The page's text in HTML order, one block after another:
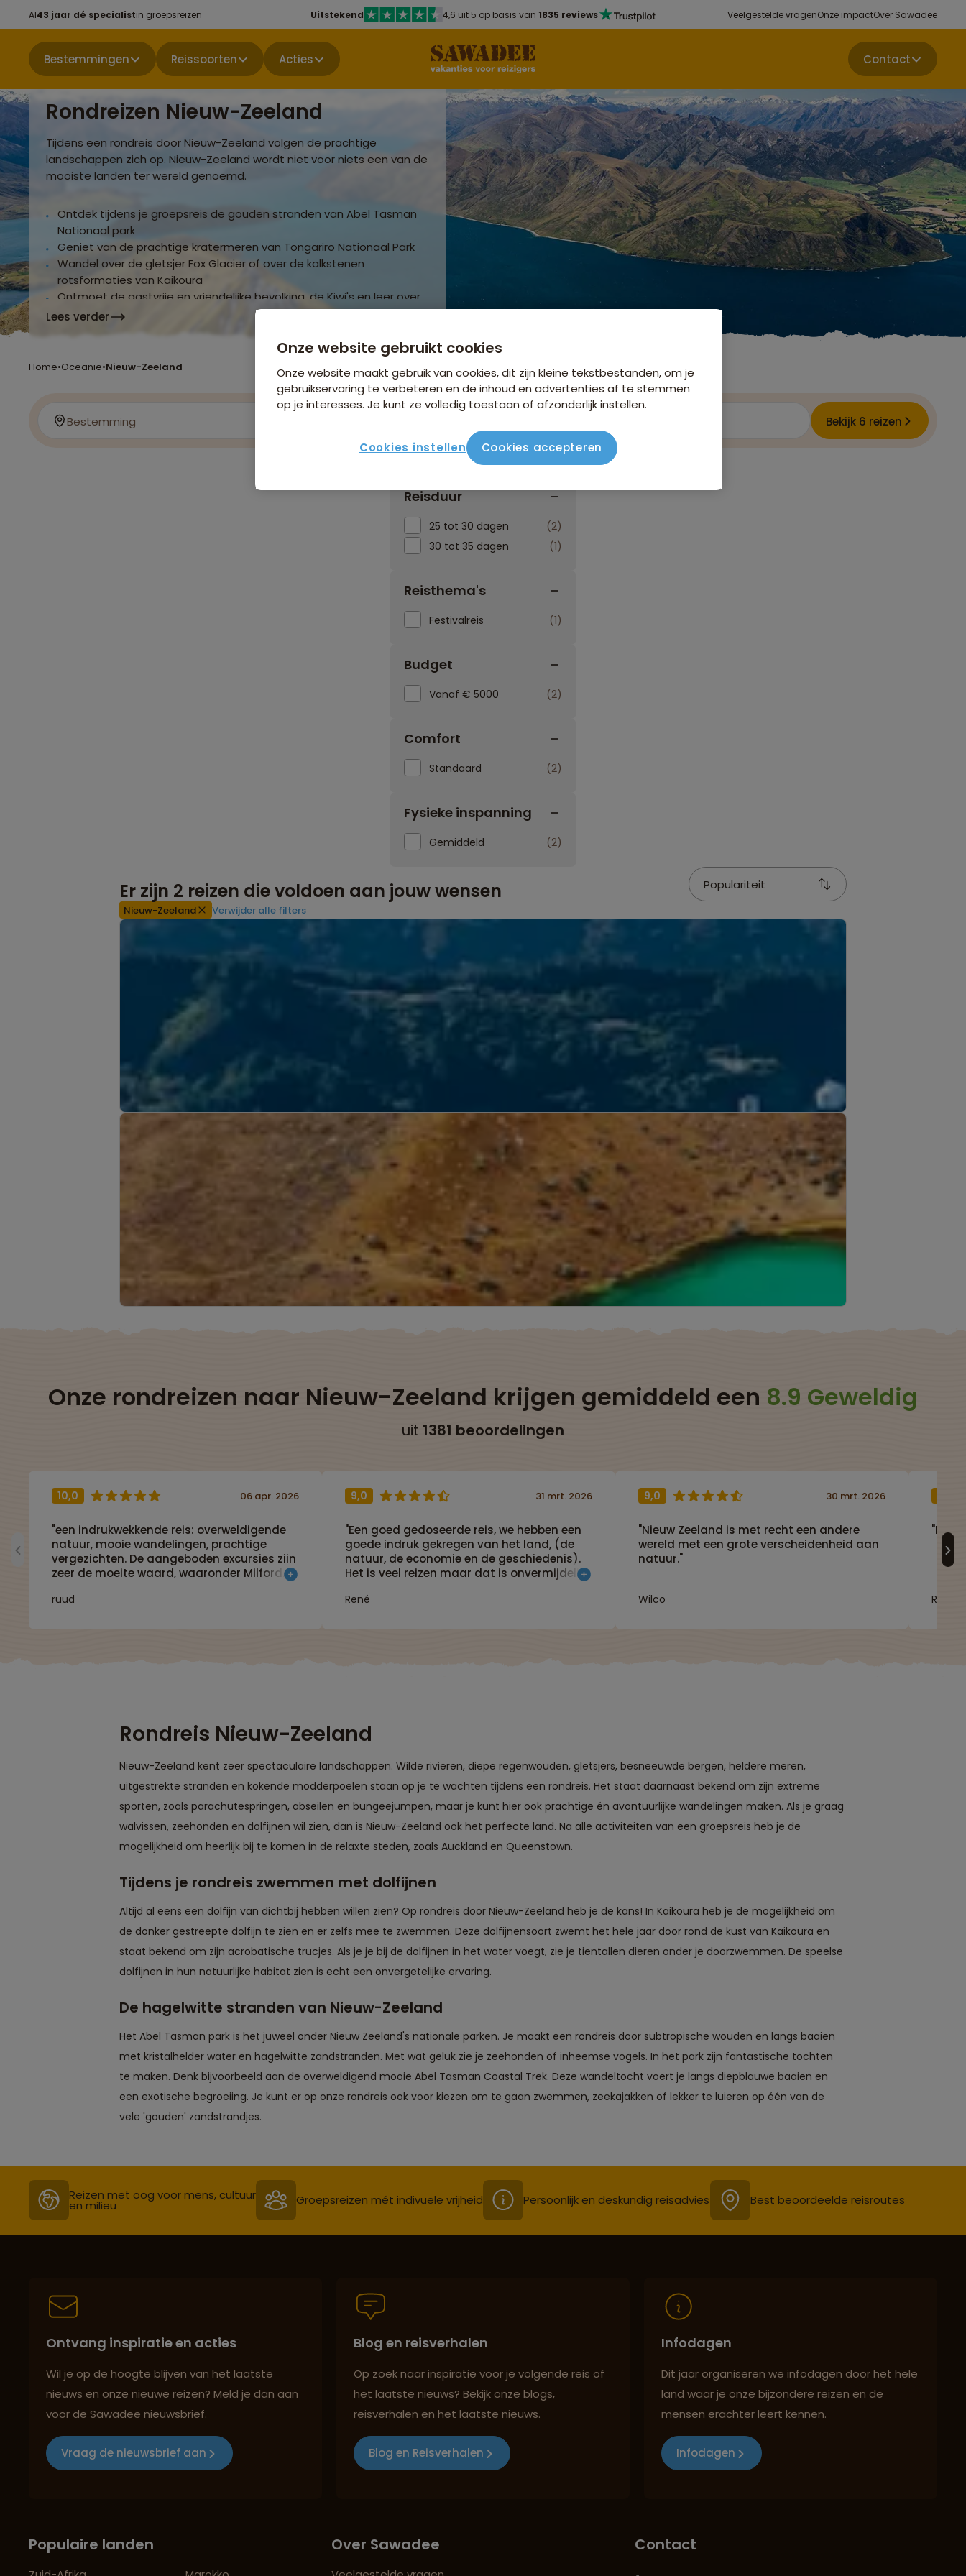
Al43 jaar dé specialistin groepsreizen Uitstekend 4,6 uit 5 op basis van 1835 reviews Veelgestelde vragenOnze impactOver Sawadee
Bestemmingen Reissoorten Acties Contact
Rondreizen Nieuw-Zeeland
Tijdens een rondreis door Nieuw-Zeeland volgen de prachtige
landschappen zich op. Nieuw-Zeeland wordt niet voor niets een van de
mooiste landen ter wereld genoemd.
Ontdek tijdens je groepsreis de gouden stranden van Abel Tasman
Nationaal park
Geniet van de prachtige kratermeren van Tongariro Nationaal Park
Wandel over de gletsjer Fox Glacier of over de kalkstenen
rotsformaties van Kaikoura
Ontmoet de gastvrije en vriendelijke bevolking, de Kiwi's en leer over
de oorspronkelijke bewoners, de Maori
Lees verder
Home•Oceanië•Nieuw-Zeeland
Bestemming Bekijk 6 reizen
Reisduur
25 tot 30 dagen
2
30 tot 35 dagen
1
Reisthema's
Festivalreis 1
Budget
Vanaf € 5000 2
Comfort
Standaard 2
Fysieke inspanning
Gemiddeld 2
Er zijn 2 reizen die voldoen aan jouw wensen Populariteit
Nieuw-Zeeland Verwijder alle filters
Onze rondreizen naar Nieuw-Zeeland krijgen gemiddeld een 8.9 Geweldig
uit 1381 beoordelingen
10,0
"een indrukwekkende reis: overweldigende
natuur, mooie wandelingen, prachtige
vergezichten. De aangeboden excursies zijn
zeer de moeite waard, waaronder Milford
Wanaka. De hotels zijn prima, de busreizen
ruud
06 apr. 2026 9,0
"Een goed gedoseerde reis, we hebben een
goede indruk gekregen van het land, (de
natuur, de economie en de geschiedenis).
Het is veel reizen maar dat is onvermijdelijk
veel stops onderweg met
René
31 mrt. 2026 9,0
"Nieuw Zeeland is met recht een andere
wereld met een grote verscheidenheid aan
natuur."
Wilco
30 mrt. 2026
Rondreis Nieuw-Zeeland
Nieuw-Zeeland kent zeer spectaculaire landschappen. Wilde rivieren, diepe regenwouden, gletsjers, besneeuwde bergen, heldere meren,
uitgestrekte stranden en kokende modderpoelen staan op je te wachten tijdens een rondreis. Het staat daarnaast bekend om zijn extreme
sporten, zoals parachutespringen, abseilen en bungeejumpen, maar je kunt hier ook prachtige én avontuurlijke wandelingen maken. Als je graag
walvissen, zeehonden en dolfijnen wil zien, dan is Nieuw-Zeeland ook het perfecte land. Na alle activiteiten van een groepsreis heb je de
mogelijkheid om heerlijk bij te komen in de relaxte steden, zoals Auckland en Queenstown.
Tijdens je rondreis zwemmen met dolfijnen
Altijd al eens een dolfijn van dichtbij hebben willen zien? Op rondreis door Nieuw-Zeeland heb je de kans! In Kaikoura heb je de mogelijkheid om
de donker gestreepte dolfijn te zien en er zelfs mee te zwemmen. Deze dolfijnensoort zwemt het hele jaar door rond de kust van Kaikoura en
staat bekend om zijn acrobatische trucjes. Als je je bij de dolfijnen in het water voegt, zie je tientallen dieren onder je doorzwemmen. De speelse
dolfijnen in hun natuurlijke habitat zien is echt een onvergetelijke ervaring.
De hagelwitte stranden van Nieuw-Zeeland
Het Abel Tasman park is het juweel onder Nieuw Zeeland's nationale parken. Je maakt een rondreis door subtropische wouden en langs baaien
met kristalhelder water en hagelwitte zandstranden. Met wat geluk zie je zeehonden of inheemse vogels. In het park zijn fantastische tochten
te maken. Denk bijvoorbeeld aan de overweldigend mooie Abel Tasman Coastal Trek. Deze wandeltocht voert je langs diepblauwe baaien en
een exotische begroeiing. Je kunt er op onze rondreis ook voor kiezen om te gaan zwemmen, zeekajakken of lekker te luieren op één van de
vele 'gouden' zandstrandjes.
Reizen met oog voor mens, cultuur
en milieu Groepsreizen mét indivuele vrijheid Persoonlijk en deskundig reisadvies Best beoordeelde reisroutes
Ontvang inspiratie en acties
Wil je op de hoogte blijven van het laatste
nieuws en onze nieuwe reizen? Meld je dan aan
voor de Sawadee nieuwsbrief.
Vraag de nieuwsbrief aan
Blog en reisverhalen
Op zoek naar inspiratie voor je volgende reis of
het laatste nieuws? Bekijk onze blogs,
reisverhalen en het laatste nieuws.
Blog en Reisverhalen
Infodagen
Dit jaar organiseren we infodagen door het hele
land waar je onze bijzondere reizen en de
mensen erachter leert kennen.
Infodagen
Populaire landen Over Sawadee Contact
Onze website gebruikt cookies
Onze website maakt gebruik van cookies, dit zijn kleine tekstbestanden, om je
gebruikservaring te verbeteren en de inhoud en advertenties af te stemmen
op je interesses. Je kunt ze volledig toestaan of afzonderlijk instellen.
Cookies instellen Cookies accepteren